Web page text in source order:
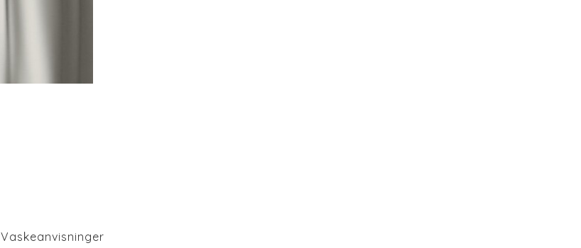
Vaskeanvisninger